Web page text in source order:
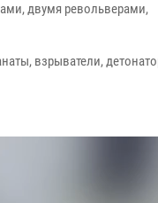
двумя револьверами,
взрыватели,